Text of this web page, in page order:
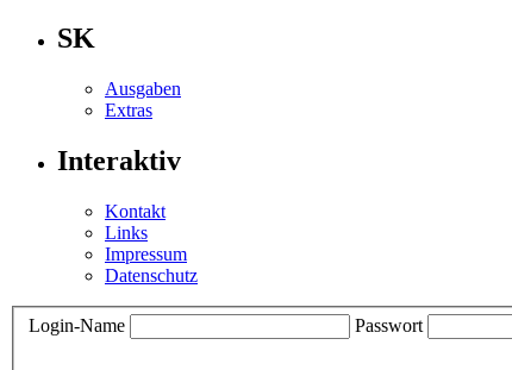
SK
Ausgaben
Extras
Interaktiv
Kontakt
Links
Impressum
Datenschutz
Login-Name Passwort